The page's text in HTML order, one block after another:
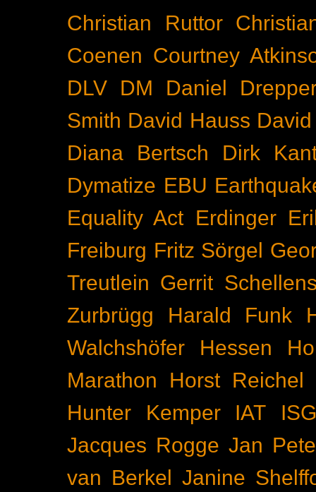
Christian Ruttor
Coenen Courtney
DLV
DM
Daniel
Smith David Hauss
Diana Bertsch
Dirk
Dymatize EBU
Equality Act Erdinger
Freiburg Fritz Sörgel
Treutlein Gerrit
Zurbrügg
Harald Funk
Walchshöfer
Hessen
Marathon
Horst Reichel
Hunter Kemper
IAT
Jacques Rogge Jan
van Berkel
Janine